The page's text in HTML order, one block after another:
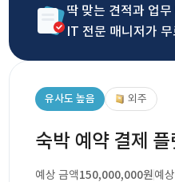
딱 맞는 견적과 업
IT 전문 매니저가
유사도 높음 외주
숙박 예약 결제
예상 금액150,000,000원예